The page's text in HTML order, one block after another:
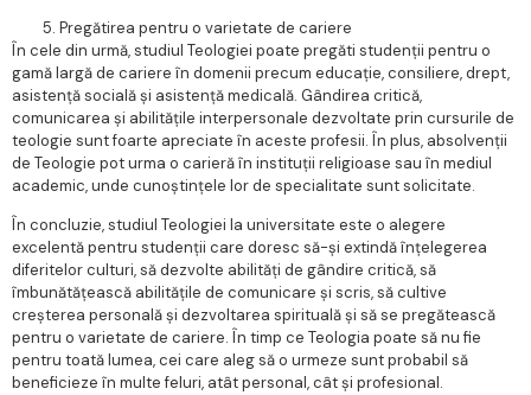
Pregătirea pentru o varietate de cariere
În cele din urmă, studiul Teologiei poate pregăti studenții pentru o
gamă largă de cariere în domenii precum educație, consiliere, drept,
asistență socială și asistență medicală. Gândirea critică,
comunicarea și abilitățile interpersonale dezvoltate prin cursurile de
teologie sunt foarte apreciate în aceste profesii. În plus, absolvenții
de Teologie pot urma o carieră în instituții religioase sau în mediul
academic, unde cunoștințele lor de specialitate sunt solicitate.
În concluzie, studiul Teologiei la universitate este o alegere
excelentă pentru studenții care doresc să-și extindă înțelegerea
diferitelor culturi, să dezvolte abilități de gândire critică, să
îmbunătățească abilitățile de comunicare și scris, să cultive
creșterea personală și dezvoltarea spirituală și să se pregătească
pentru o varietate de cariere. În timp ce Teologia poate să nu fie
pentru toată lumea, cei care aleg să o urmeze sunt probabil să
beneficieze în multe feluri, atât personal, cât și profesional.